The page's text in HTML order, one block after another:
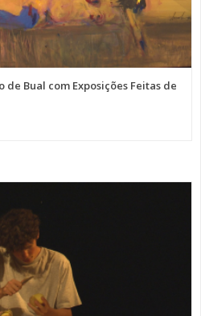
Bual com Exposições Feitas de